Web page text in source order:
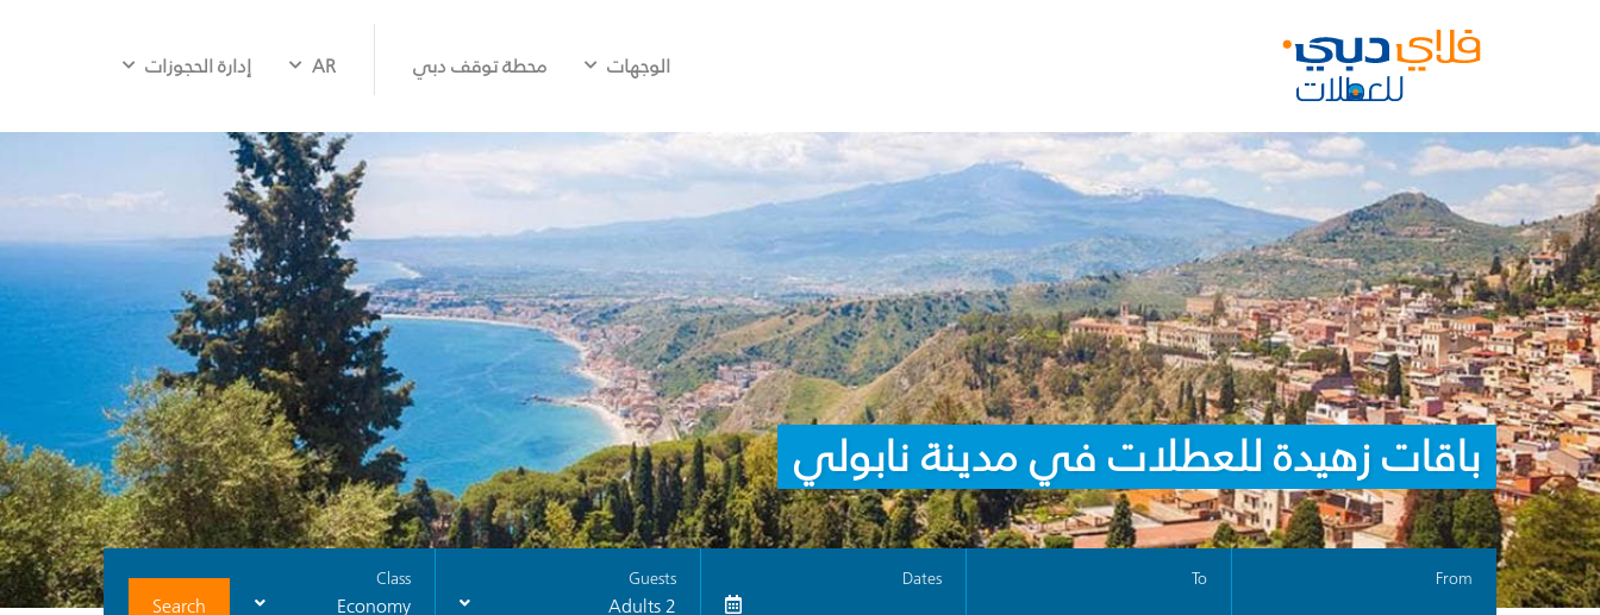
الوجهات محطة توقف دبي AR إدارة الحجوزات
باقات زهيدة للعطلات في مدينة نابولي
From
To
Dates
Guests
2 Adults
Class
Economy
Search